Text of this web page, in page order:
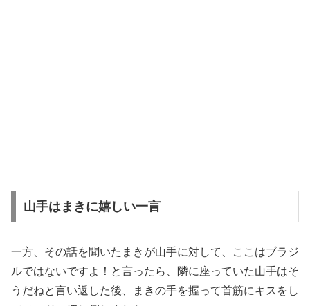
山手はまきに嬉しい一言
一方、その話を聞いたまきが山手に対して、ここはブラジ
ルではないですよ！と言ったら、隣に座っていた山手はそ
うだねと言い返した後、まきの手を握って首筋にキスをし